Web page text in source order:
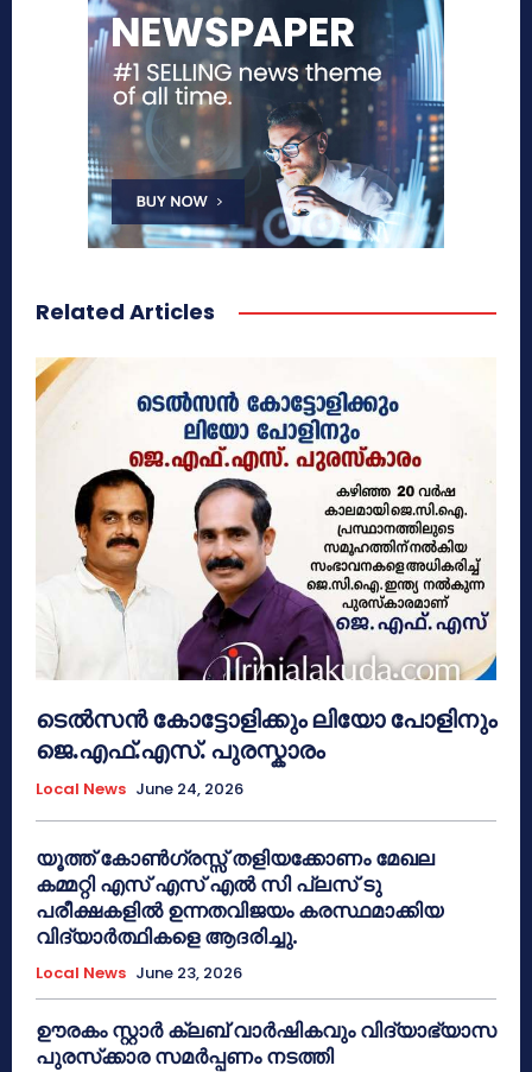
Related Articles
ടെൽസൻ കോട്ടോളിക്കും ലിയോ പോളിനും
ജെ.എഫ്.എസ്. പുരസ്കാരം
Local News June 24, 2026
യൂത്ത് കോൺഗ്രസ്സ് തളിയക്കോണം മേഖല
കമ്മറ്റി എസ് എസ് എൽ സി പ്ലസ് ടു
പരീക്ഷകളിൽ ഉന്നതവിജയം കരസ്ഥമാക്കിയ
വിദ്യാർത്ഥികളെ ആദരിച്ചു.
Local News June 23, 2026
ഊരകം സ്റ്റാർ ക്ലബ് വാർഷികവും വിദ്യാഭ്യാസ
പുരസ്‌ക്കാര സമർപ്പണം നടത്തി